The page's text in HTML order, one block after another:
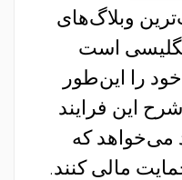
وبلاگ‌های
است
را این‌طور
این فرایند
می‌خواهد که
مالی کنند.